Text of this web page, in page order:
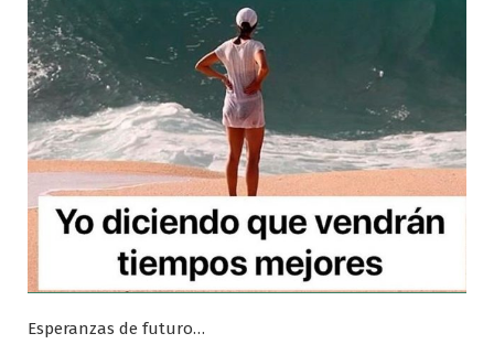
Esperanzas de futuro…